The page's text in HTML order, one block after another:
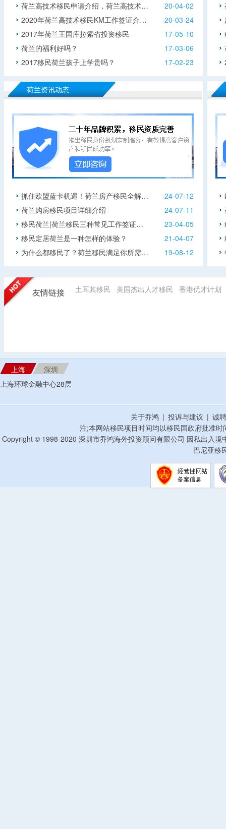
20-04-02
荷兰高技术移民申请介绍，荷兰高技术…
20-03-24
2020年荷兰高技术移民KM工作签证介…
17-05-10
2017年荷兰王国库拉索省投资移民
17-03-06
荷兰的福利好吗？
17-02-23
2017移民荷兰孩子上学贵吗？
荷兰资讯动态
24-07-12
抓住欧盟蓝卡机遇！荷兰房产移民全解…
24-07-11
荷兰购房移民项目详细介绍
23-04-05
移民荷兰|荷兰移民三种常见工作签证…
21-04-07
移民定居荷兰是一种怎样的体验？
19-08-12
为什么都移民了？荷兰移民满足你所需…
友情链接 土耳其移民 美国杰出人才移民 香港优才计划
上海
深圳
上海环球金融中心28层
关于乔鸿 | 投诉与建议 | 诚
注;本网站移民项目时间均以移民国政府批准
Copyright © 1998-2020 深圳市乔鸿海外投资顾问有限公司 因私出入
巴尼亚移